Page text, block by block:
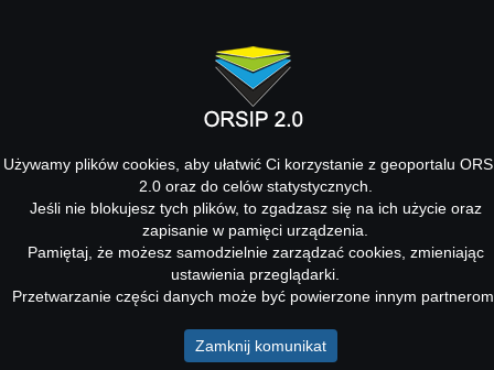
Używamy plików cookies, aby ułatwić Ci korzystanie z geoportalu
2.0 oraz do celów statystycznych.
Jeśli nie blokujesz tych plików, to zgadzasz się na ich użycie oraz
zapisanie w pamięci urządzenia.
Pamiętaj, że możesz samodzielnie zarządzać cookies, zmieniając
ustawienia przeglądarki.
Przetwarzanie części danych może być powierzone innym
Zamknij komunikat